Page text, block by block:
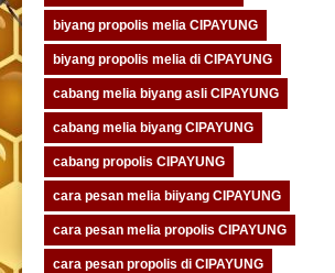
biyang propolis melia CIPAYUNG
biyang propolis melia di CIPAYUNG
cabang melia biyang asli CIPAYUNG
cabang melia biyang CIPAYUNG
cabang propolis CIPAYUNG
cara pesan melia biiyang CIPAYUNG
cara pesan melia propolis CIPAYUNG
cara pesan propolis di CIPAYUNG